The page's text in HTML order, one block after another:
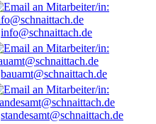
info@schnaittach.de
bauamt@schnaittach.de
standesamt@schnaittach.de